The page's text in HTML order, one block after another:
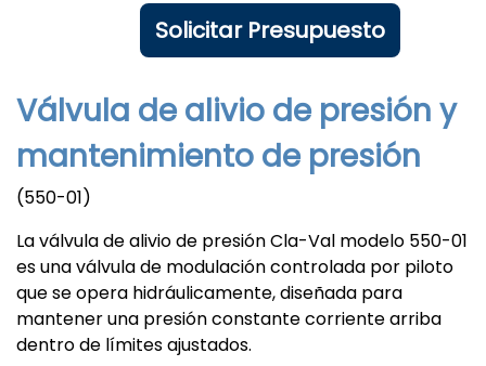
Solicitar Presupuesto
Válvula de alivio de presión y
mantenimiento de presión
(550-01)
La válvula de alivio de presión Cla-Val modelo 550-01
es una válvula de modulación controlada por piloto
que se opera hidráulicamente, diseñada para
mantener una presión constante corriente arriba
dentro de límites ajustados.